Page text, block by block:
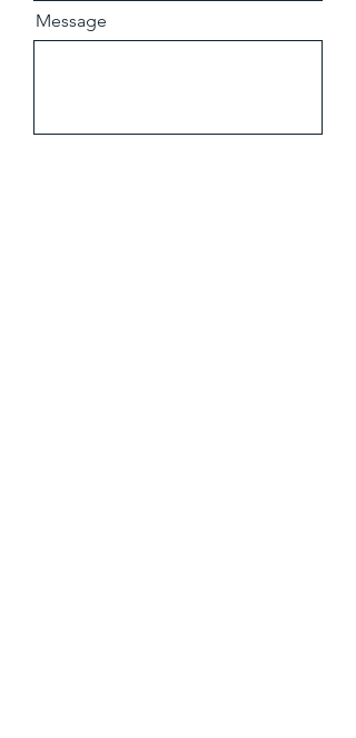
Message